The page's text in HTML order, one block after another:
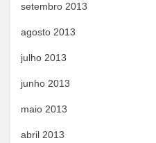
setembro 2013
agosto 2013
julho 2013
junho 2013
maio 2013
abril 2013